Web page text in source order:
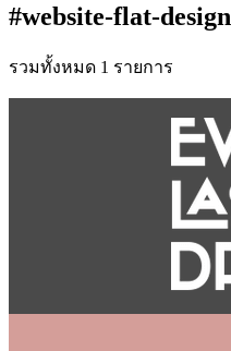
#website-flat-design
รวมทั้งหมด 1 รายการ